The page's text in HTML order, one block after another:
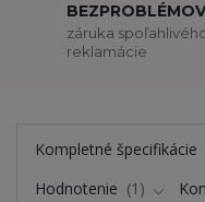
záruka
reklamácie
Kompletné špecifikácie
Hodnotenie
1